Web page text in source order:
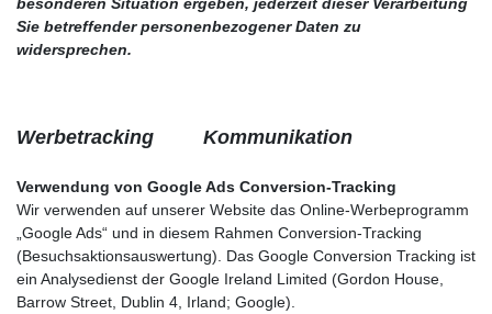
Sie betreffenderpersonenbezogener Daten zu
widersprechen.
Werbetracking Kommunikation
Verwendung von Google Ads Conversion-Tracking
Wir verwenden auf unserer Website das Online-Werbeprogramm
„Google Ads“ und in diesem Rahmen Conversion-Tracking
(Besuchsaktionsauswertung). Das Google Conversion Tracking ist
ein Analysedienst der Google Ireland Limited (Gordon House,
Barrow Street, Dublin 4, Irland; Google).